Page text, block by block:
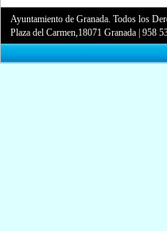
Ayuntamiento de Granada. Todos los
Plaza del Carmen,18071 Granada |958